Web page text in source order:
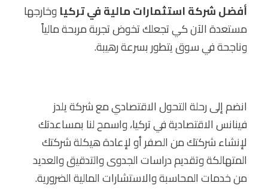
أفضل شركة استثمارات مالية في تركيا وخارجها
مستعدة الآن كي تجعلك تخوض تجربة مربحة مالياً
وناجحة في سوق يتطور بسرعة رهيبة.
انضم إلى رحلة التحول الاقتصادي مع شركة يلدز
فينانس الاقتصادية في تركيا، واسمح لنا بمساعدتك
لإنشاء شركتك من الصفر أو لإعادة هيكلة شركتك
المتهالكة وتقديم دراسات الجدوى والتدقيق والعديد
من خدمات المحاسبة والاستشارات المالية الضرورية.